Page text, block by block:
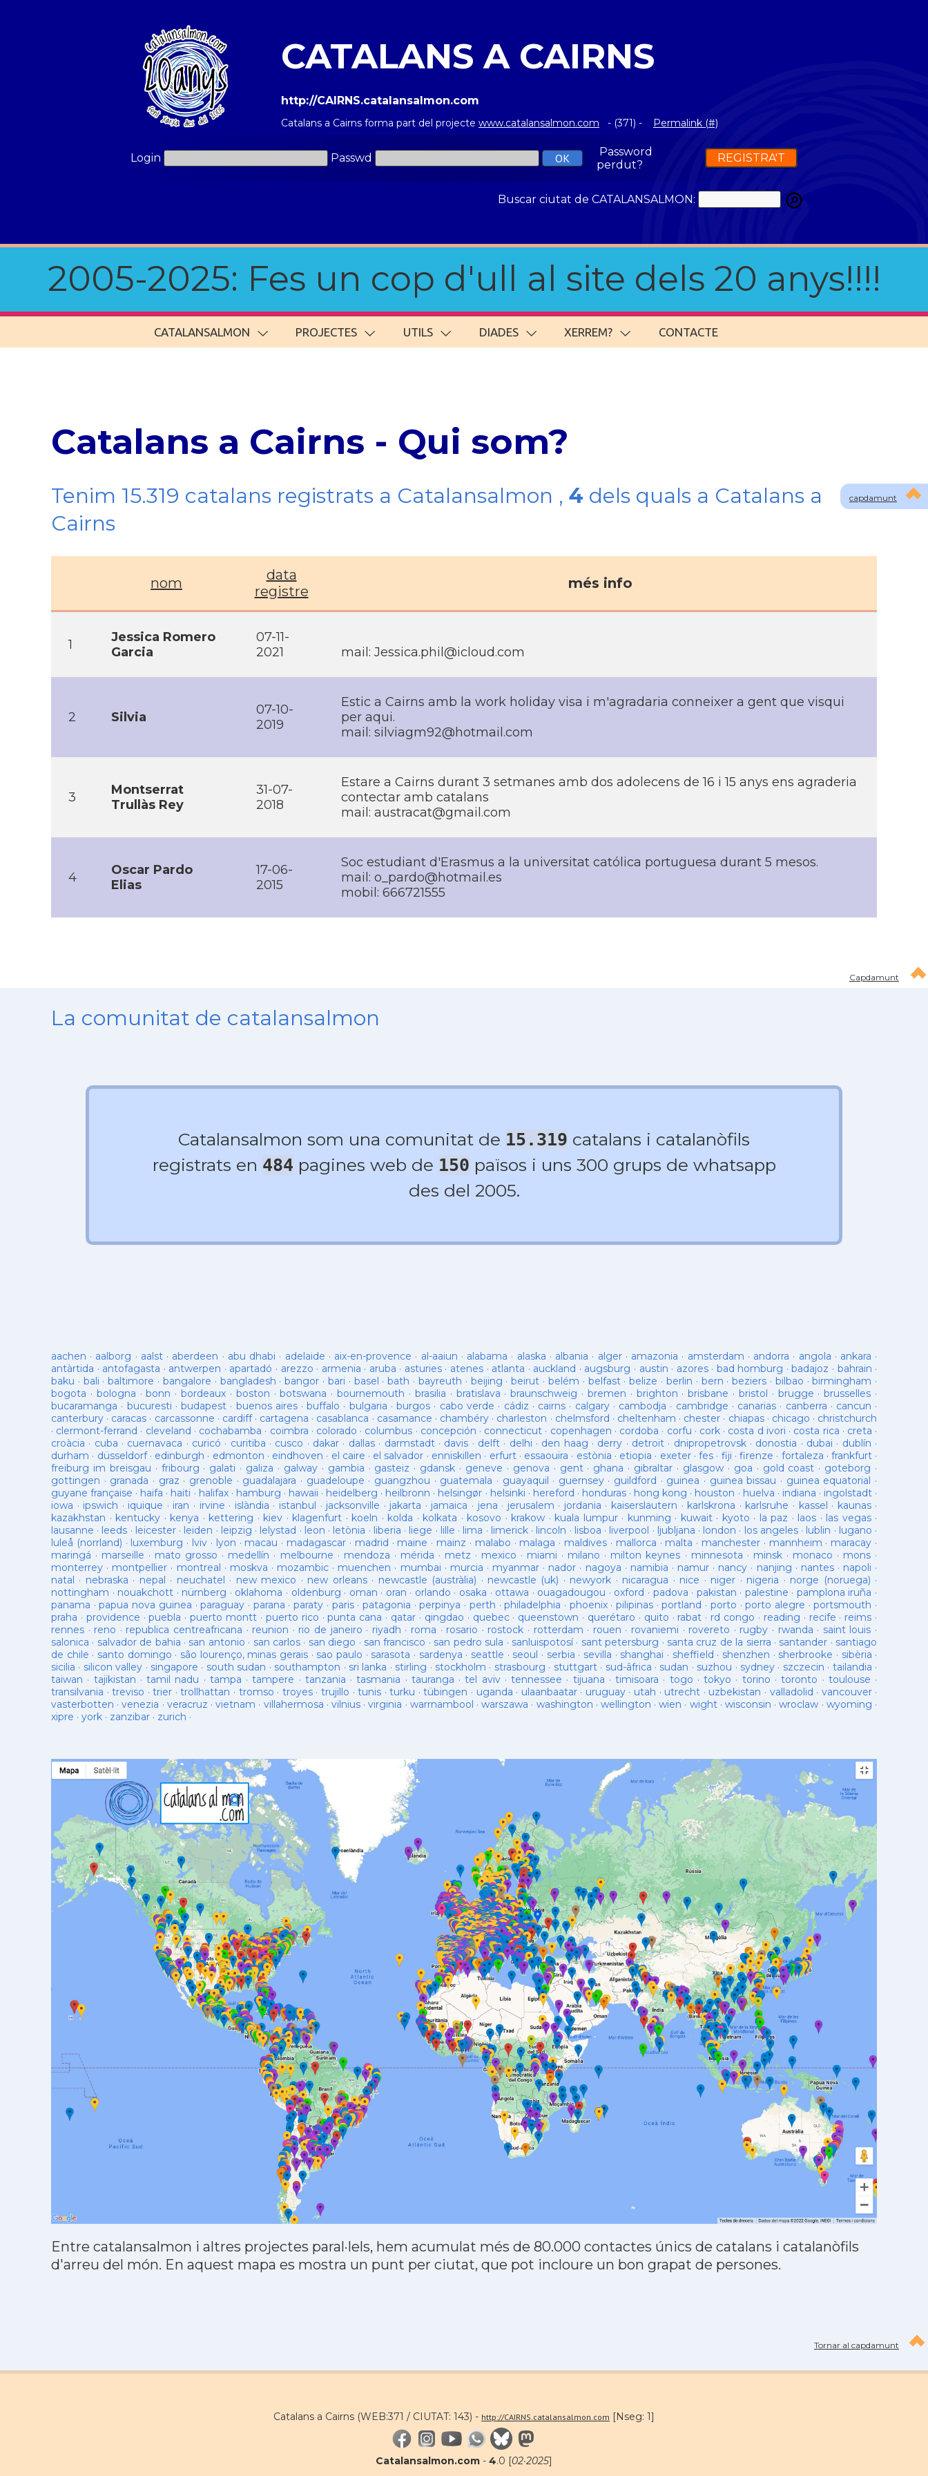
CATALANS A CAIRNS
http://CAIRNS.catalansalmon.com
Catalans a Cairns forma part del projecte www.catalansalmon.com - (371) - Permalink (#)
Login Passwd
Password
perdut?
REGISTRA'T
Buscar ciutat de CATALANSALMON:
2005-2025: Fes un cop d'ull al site dels 20 anys!!!!
CATALANSALMON PROJECTES UTILS DIADES XERREM? CONTACTE
capdamunt
Catalans a Cairns - Qui som?
Tenim 15.319 catalans registrats a Catalansalmon , 4 dels quals a Catalans a
Cairns
nom
data
registre
més info
1
Jessica Romero
Garcia
07-11-
2021
mail: Jessica.phil@icloud.com
2 Silvia
07-10-
2019
Estic a Cairns amb la work holiday visa i m'agradaria conneixer a gent que visqui
per aqui.
mail: silviagm92@hotmail.com
3
Montserrat
Trullàs Rey
31-07-
2018
Estare a Cairns durant 3 setmanes amb dos adolecens de 16 i 15 anys ens agraderia
contectar amb catalans
mail: austracat@gmail.com
4
Oscar Pardo
Elias
17-06-
2015
Soc estudiant d'Erasmus a la universitat católica portuguesa durant 5 mesos.
mail: o_pardo@hotmail.es
mobil: 666721555
Capdamunt
La comunitat de catalansalmon
Catalansalmon som una comunitat de 15.319 catalans i catalanòfils
registrats en 484 pagines web de 150 països i uns 300 grups de whatsapp
des del 2005.
aachen · aalborg · aalst· aberdeen · abu dhabi · adelaide · aix-en-provence · al-aaiun · alabama · alaska · albania · alger· amazonia · amsterdam · andorra · angola · ankara ·
antàrtida · antofagasta · antwerpen · apartadó · arezzo · armenia · aruba · asturies· atenes · atlanta · auckland · augsburg · austin · azores· bad homburg ·badajoz · bahrain ·
baku · bali ·baltimore · bangalore · bangladesh ·bangor · bari · basel ·bath · bayreuth · beijing ·beirut · belém · belfast·belize · berlin · bern ·beziers · bilbao ·birmingham ·
bogota · bologna ·bonn ·bordeaux · boston ·botswana ·bournemouth · brasilia · bratislava ·braunschweig · bremen · brighton ·brisbane · bristol · brugge ·brusselles ·
bucaramanga · bucuresti · budapest · buenos aires·buffalo · bulgaria ·burgos · cabo verde · cádiz · cairns · calgary· cambodja · cambridge · canarias · canberra · cancun ·
canterbury · caracas · carcassonne · cardiff· cartagena · casablanca · casamance · chambéry · charleston · chelmsford · cheltenham · chester · chiapas· chicago · christchurch
· clermont-ferrand · cleveland · cochabamba · coimbra · colorado · columbus · concepción · connecticut · copenhagen · cordoba · corfu · cork · costa d ivori · costa rica · creta ·
croàcia · cuba · cuernavaca · curicó · curitiba · cusco · dakar · dallas· darmstadt· davis · delft· delhi · den haag · derry · detroit· dnipropetrovsk· donostia · dubai · dublín ·
durham · düsseldorf· edinburgh · edmonton · eindhoven · el caire · el salvador · enniskillen · erfurt· essaouira · estònia · etiopia · exeter· fes · fiji · firenze · fortaleza · frankfurt ·
freiburg im breisgau · fribourg · galati · galiza · galway· gambia · gasteiz · gdansk · geneve · genova · gent· ghana · gibraltar · glasgow· goa · gold coast · goteborg ·
gottingen · granada · graz · grenoble · guadalajara · guadeloupe · guangzhou · guatemala · guayaquil · guernsey· guildford · guinea · guinea bissau · guinea equatorial ·
guyane française · haifa · haiti · halifax· hamburg · hawaii · heidelberg · heilbronn · helsingør · helsinki · hereford · honduras· hong kong · houston · huelva · indiana · ingolstadt·
iowa · ipswich · iquique · iran · irvine · islàndia · istanbul · jacksonville · jakarta · jamaica · jena · jerusalem · jordania · kaiserslautern · karlskrona · karlsruhe · kassel · kaunas·
kazakhstan · kentucky · kenya · kettering · kiev · klagenfurt · koeln · kolda · kolkata · kosovo · krakow · kuala lumpur· kunming · kuwait· kyoto · la paz · laos · las vegas·
lausanne · leeds · leicester· leiden · leipzig · lelystad · leon · letònia · liberia · liege · lille · lima · limerick· lincoln · lisboa · liverpool · ljubljana · london · los angeles· lublin · lugano ·
luleå (norrland) · luxemburg · lviv · lyon · macau · madagascar · madrid · maine · mainz · malabo · malaga · maldives · mallorca · malta · manchester · mannheim · maracay ·
maringá · marseille · mato grosso · medellín · melbourne · mendoza · mérida · metz · mexico · miami · milano · milton keynes · minnesota · minsk· monaco · mons ·
monterrey · montpellier · montreal · moskva · mozambic · muenchen · mumbai · murcia · myanmar · nador · nagoya · namibia · namur · nancy · nanjing · nantes· napoli ·
natal · nebraska · nepal · neuchatel · new mexico · new orleans· newcastle (austràlia) · newcastle (uk) · newyork · nicaragua · nice · niger · nigeria · norge (noruega) ·
nottingham · nouakchott · nürnberg · oklahoma · oldenburg · oman · oran · orlando · osaka · ottawa · ouagadougou · oxford · padova · pakistan · palestine · pamplona iruña ·
panama ·papua nova guinea ·paraguay · parana ·paraty · paris· patagonia ·perpinya · perth ·philadelphia · phoenix·pilipinas ·portland · porto ·porto alegre ·portsmouth ·
praha · providence ·puebla ·puerto montt · puerto rico ·punta cana · qatar · qingdao · quebec· queenstown · querétaro · quito · rabat · rd congo · reading · recife · reims ·
rennes · reno · republica centreafricana · reunion · rio de janeiro · riyadh · roma · rosario · rostock · rotterdam · rouen · rovaniemi · rovereto · rugby · rwanda · saint louis ·
salonica · salvador de bahia · san antonio · san carlos · san diego · san francisco · san pedro sula · sanluispotosí· sant petersburg · santa cruz de la sierra · santander · santiago
de chile · santo domingo · são lourenço, minas gerais· sao paulo · sarasota · sardenya · seattle · seoul · serbia · sevilla · shanghai · sheffield · shenzhen · sherbrooke · sibèria ·
sicilia · silicon valley · singapore · south sudan · southampton · sri lanka · stirling · stockholm · strasbourg · stuttgart· sud-âfrica · sudan · suzhou · sydney · szczecin · tailandia ·
taiwan · tajikistan ·tamil nadu · tampa ·tampere · tanzania ·tasmania · tauranga ·tel aviv·tennessee · tijuana ·timisoara · togo ·tokyo · torino ·toronto · toulouse ·
transilvania ·treviso ·trier ·trollhattan · tromso · troyes· trujillo ·tunis ·turku ·tübingen · uganda · ulaanbaatar· uruguay· utah · utrecht · uzbekistan · valladolid · vancouver·
vasterbotten ·venezia · veracruz ·vietnam · villahermosa · vilnius·virginia · warrnambool ·warszawa · washington · wellington ·wien · wight·wisconsin ·wroclaw · wyoming ·
xipre · york · zanzibar · zurich ·
Entre catalansalmon i altres projectes paral·lels, hem acumulat més de 80.000 contactes únics de catalans i catalanòfils
d'arreu del món. En aquest mapa es mostra un punt per ciutat, que pot incloure un bon grapat de persones.
Tornar al capdamunt
Catalans a Cairns (WEB:371 / CIUTAT: 143) - http://CAIRNS.catalansalmon.com [Nseg: 1]
Catalansalmon.com - 4.0 [02·2025]